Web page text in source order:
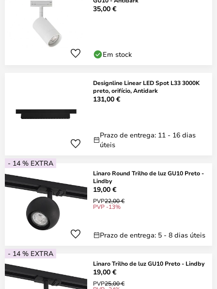
35,00 €
Em stock
Designline Linear LED Spot L33 3000K
preto, orifício, Antidark
131,00 €
Prazo de entrega: 11 - 16 dias
úteis
- 14 % EXTRA
Linaro Round Trilho de luz GU10 Preto -
Lindby
19,00 €
PVP22,00 €
PVP -13%
Prazo de entrega: 5 - 8 dias úteis
- 14 % EXTRA
Linaro Trilho de luz GU10 Preto - Lindby
19,00 €
PVP25,00 €